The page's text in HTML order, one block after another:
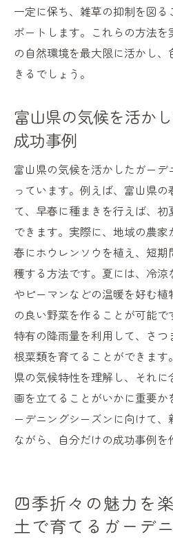
一定に保ち、雑草の抑制を図
ポートします。これらの方法
の自然環境を最大限に活かし
きるでしょう。
富山県の気候を活か
成功事例
富山県の気候を活かしたガー
っています。例えば、富山県
て、早春に種まきを行えば、
できます。実際に、地域の農
春にホウレンソウを植え、短
穫する方法です。夏には、冷涼
やピーマンなどの温暖を好む
の良い野菜を作ることが可能
特有の降雨量を利用して、さ
根菜類を育てることができます
県の気候特性を理解し、それ
画を立てることがいかに重要
ーデニングシーズンに向けて
ながら、自分だけの成功事例を
四季折々の魅力を
土で育てるガーデ